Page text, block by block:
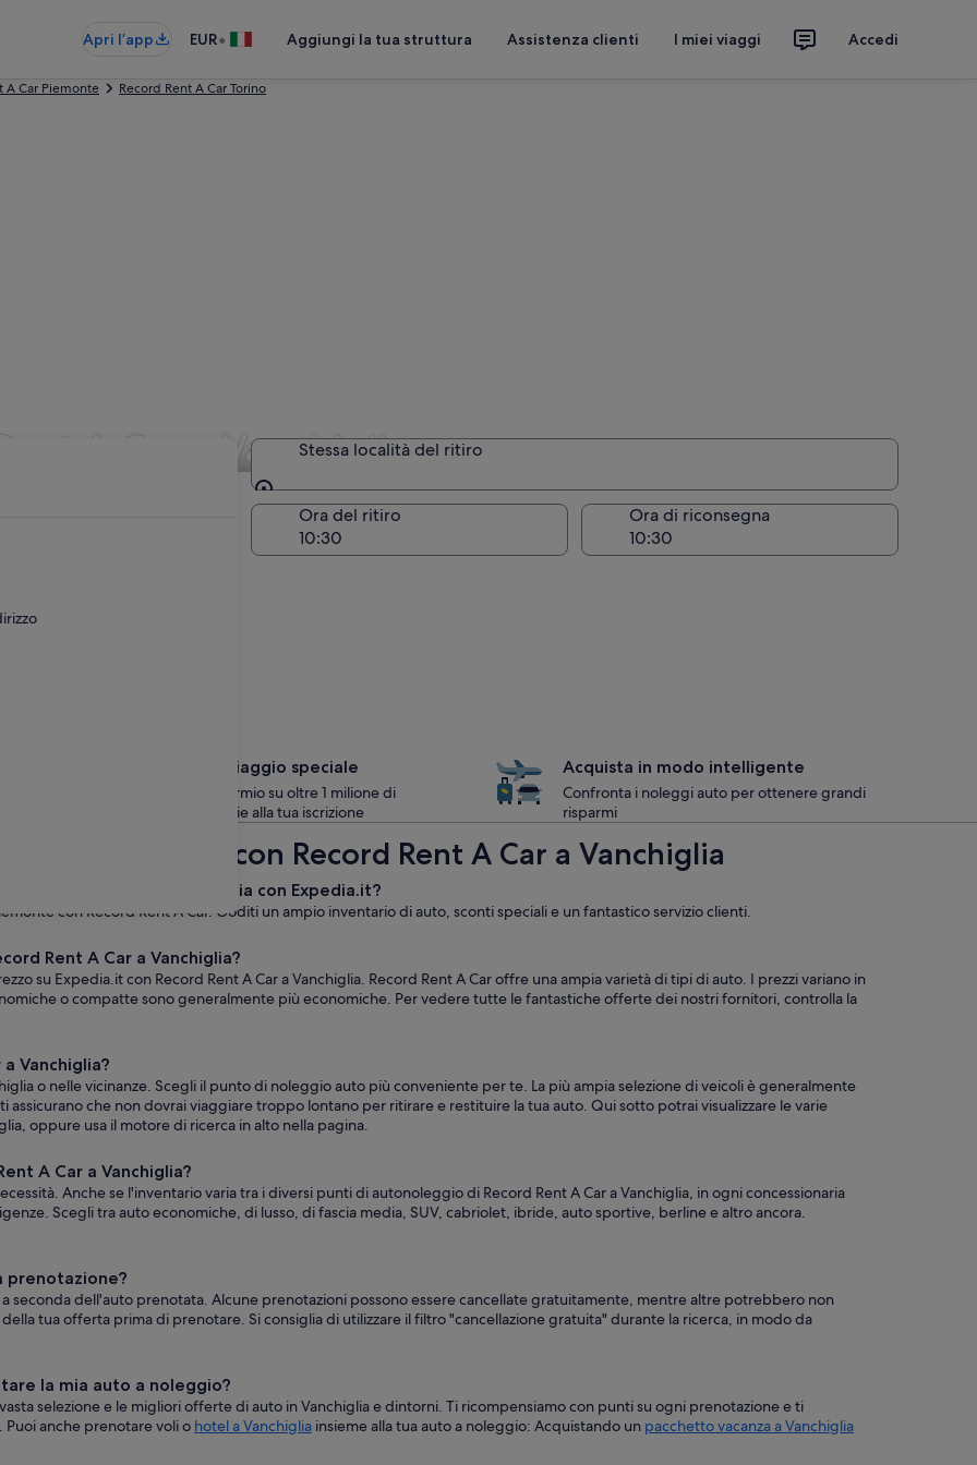
Apri l’app EUR• Aggiungi la tua struttura Assistenza clienti I miei viaggi Accedi
A Car Piemonte Record Rent A Car Torino
A Car a Vanchiglia
Stessa località del ritiro
Stessa località del ritiro
Ora del ritiro Ora di riconsegna
Concediti un viaggio speciale
10% o più di risparmio su oltre 1 milione di
noleggi auto grazie alla tua iscrizione
Acquista in modo intelligente
Confronta i noleggi auto per ottenere grandi
risparmi
autonoleggi con Record Rent A Car a Vanchiglia
Rent A Car a Vanchiglia con Expedia.it?
con Record Rent A Car. Goditi un ampio inventario di auto, sconti speciali e un fantastico servizio clienti.
Rent A Car a Vanchiglia?
su Expedia.it con Record Rent A Car a Vanchiglia. Record Rent A Car offre una ampia varietà di tipi di auto. I prezzi variano in
o compatte sono generalmente più economiche. Per vedere tutte le fantastiche offerte dei nostri fornitori, controlla la
Vanchiglia?
o nelle vicinanze. Scegli il punto di noleggio auto più conveniente per te. La più ampia selezione di veicoli è generalmente
che non dovrai viaggiare troppo lontano per ritirare e restituire la tua auto. Qui sotto potrai visualizzare le varie
oppure usa il motore di ricerca in alto nella pagina.
A Car a Vanchiglia?
Anche se l'inventario varia tra i diversi punti di autonoleggio di Record Rent A Car a Vanchiglia, in ogni concessionaria
Scegli tra auto economiche, di lusso, di fascia media, SUV, cabriolet, ibride, auto sportive, berline e altro ancora.
prenotazione?
a seconda dell'auto prenotata. Alcune prenotazioni possono essere cancellate gratuitamente, mentre altre potrebbero non
tua offerta prima di prenotare. Si consiglia di utilizzare il filtro "cancellazione gratuita" durante la ricerca, in modo da
la mia auto a noleggio?
selezione e le migliori offerte di auto in Vanchiglia e dintorni. Ti ricompensiamo con punti su ogni prenotazione e ti
anche prenotare voli o hotel a Vanchiglia insieme alla tua auto a noleggio: Acquistando un pacchetto vacanza a Vanchiglia